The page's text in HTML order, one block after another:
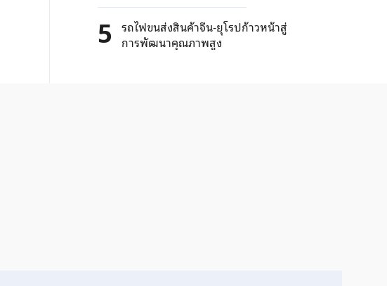
5 รถไฟขนส่งสินค้าจีน-ยุโรปก้าวหน้าสู่
การพัฒนาคุณภาพสูง